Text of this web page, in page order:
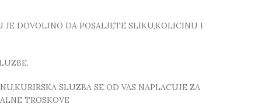
JE DOVOLJNO DA POSALJETE SLIKU,KOLICINU I
SLUZBA SE OD VAS NAPLACUJE ZA
TROSKOVE